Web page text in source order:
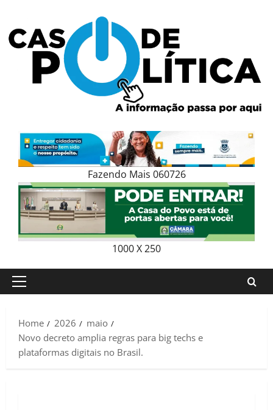
content
Fazendo Mais 060726
1000 X 250
Primary
Home
2026
maio
Novo decreto amplia regras para big techs e
plataformas digitais no Brasil.